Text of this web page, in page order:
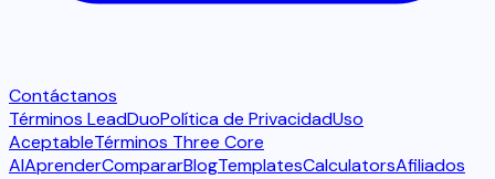
Contáctanos
Términos LeadDuoPolítica de PrivacidadUso
AceptableTérminos Three Core
AIAprenderCompararBlogTemplatesCalculatorsAfiliados